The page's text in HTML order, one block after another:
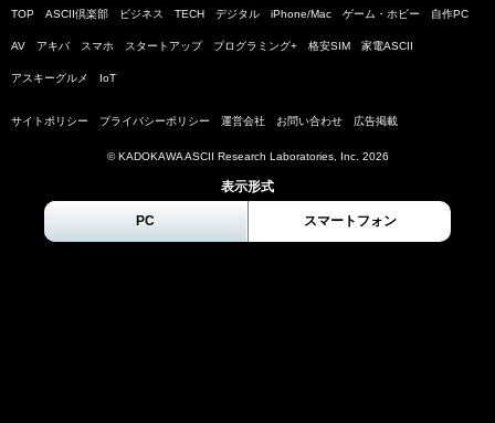
TOP ASCII倶楽部 ビジネス TECH デジタル iPhone/Mac ゲーム・ホビー 自作PC
AV アキバ スマホ スタートアップ プログラミング+ 格安SIM 家電ASCII
アスキーグルメ IoT
サイトポリシー プライバシーポリシー 運営会社 お問い合わせ 広告掲載
© KADOKAWA ASCII Research Laboratories, Inc. 2026
表示形式
PC スマートフォン